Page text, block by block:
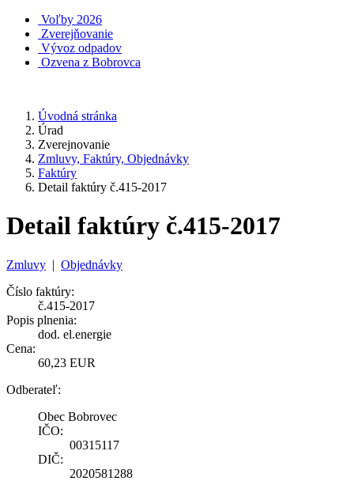
Voľby 2026
Zverejňovanie
Vývoz odpadov
Ozvena z Bobrovca
Úvodná stránka
Úrad
Zverejnovanie
Zmluvy, Faktúry, Objednávky
Faktúry
Detail faktúry č.415-2017
Detail faktúry č.415-2017
Zmluvy | Objednávky
Číslo faktúry:
č.415-2017
Popis plnenia:
dod. el.energie
Cena:
60,23 EUR
Odberateľ:
Obec Bobrovec
IČO:
00315117
DIČ:
2020581288